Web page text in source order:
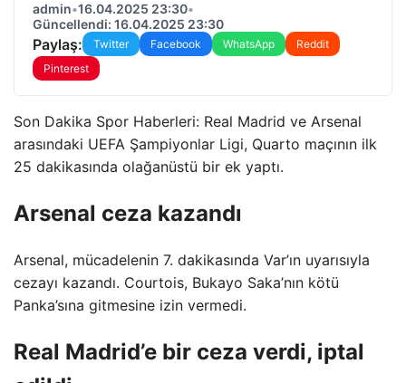
admin•16.04.2025 23:30•
Güncellendi: 16.04.2025 23:30
Paylaş: Twitter Facebook WhatsApp
Reddit
Pinterest
Son Dakika Spor Haberleri: Real Madrid ve Arsenal
arasındaki UEFA Şampiyonlar Ligi, Quarto maçının ilk
25 dakikasında olağanüstü bir ek yaptı.
Arsenal ceza kazandı
Arsenal, mücadelenin 7. dakikasında Var’ın uyarısıyla
cezayı kazandı. Courtois, Bukayo Saka’nın kötü
Panka’sına gitmesine izin vermedi.
Real Madrid’e bir ceza verdi, iptal